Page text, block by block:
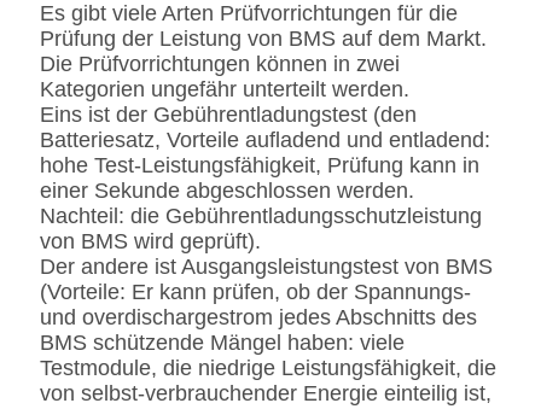
Es gibt viele Arten Prüfvorrichtungen für die
Prüfung der Leistung von BMS auf dem Markt.
Die Prüfvorrichtungen können in zwei
Kategorien ungefähr unterteilt werden.
Eins ist der Gebührentladungstest (den
Batteriesatz, Vorteile aufladend und entladend:
hohe Test-Leistungsfähigkeit, Prüfung kann in
einer Sekunde abgeschlossen werden.
Nachteil: die Gebührentladungsschutzleistung
von BMS wird geprüft).
Der andere ist Ausgangsleistungstest von BMS
(Vorteile: Er kann prüfen, ob der Spannungs-
und overdischargestrom jedes Abschnitts des
BMS schützende Mängel haben: viele
Testmodule, die niedrige Leistungsfähigkeit, die
von selbst-verbrauchender Energie einteilig ist,